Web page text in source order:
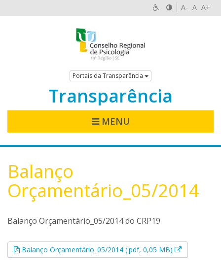
A- A A+
Portais da Transparência
Transparência
MENU
Balanço
Orçamentário_05/2014
Balanço Orçamentário_05/2014 do CRP19
Balanço Orçamentário_05/2014 (.pdf, 0,05 MB) Esse link